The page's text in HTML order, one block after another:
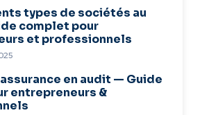
types de sociétés au
complet pour
et professionnels
en audit — Guide
entrepreneurs &